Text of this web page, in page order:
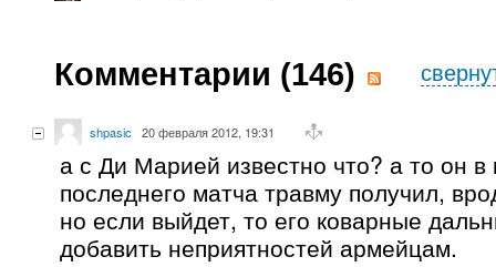
Комментарии (146)
shpasic 20 февраля 2012, 19:31
а с Ди Марией известно что? а то он в
последнего матча травму получил,
но если выйдет, то его коварные
добавить неприятностей армейцам.